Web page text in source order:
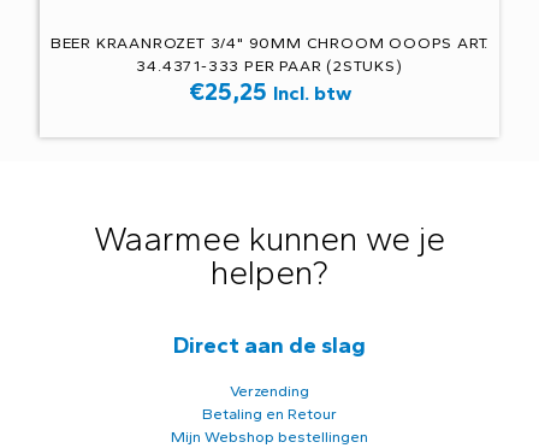
BEER KRAANROZET 3/4" 90MM CHROOM OOOPS ART.
34.4371-333 PER PAAR (2STUKS)
€25,25 Incl. btw
Waarmee kunnen we je
helpen?
Direct aan de slag
Verzending
Betaling en Retour
Mijn Webshop bestellingen